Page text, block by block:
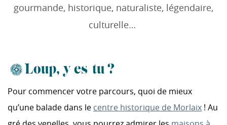
gourmande, historique, naturaliste, légendaire,
culturelle…
Loup, y es-tu ?
Pour commencer votre parcours, quoi de mieux
qu’une balade dans le centre historique de Morlaix ! Au